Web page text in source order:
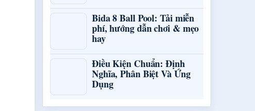
Bida 8 Ball Pool: Tải miễn
phí, hướng dẫn chơi & mẹo
hay
Điều Kiện Chuẩn: Định
Nghĩa, Phân Biệt Và Ứng
Dụng